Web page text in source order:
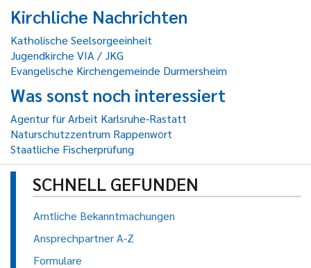
Kirchliche Nachrichten
Katholische Seelsorgeeinheit
Jugendkirche VIA / JKG
Evangelische Kirchengemeinde Durmersheim
Was sonst noch interessiert
Agentur für Arbeit Karlsruhe-Rastatt
Naturschutzzentrum Rappenwört
Staatliche Fischerprüfung
SCHNELL GEFUNDEN
Amtliche Bekanntmachungen
Ansprechpartner A-Z
Formulare